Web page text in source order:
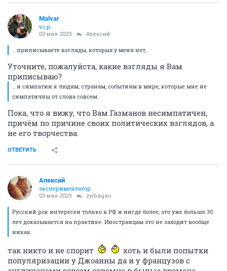
Malvar
v.i.p.
03 мая 2023 Алексий
...приписываете взгляды, которых у меня нет,
Уточните, пожалуйста, какие взгляды я Вам
приписываю?
...и симпатии к людям, странам, событиям в мире, которые мне не
симпатичны от слова совсем.
Пока, что я вижу, что Вам Газманов несимпатичен,
причём по причине своих политических взглядов, а
не его творчества.
ОТВЕТИТЬ
Алексий
экспериментатор
03 мая 2023 zyrbagan
Русский рок интересен только в РФ и нигде более, это уже больше 30
лет доказывается на практике. Иностранцам это не заходит вообще
никак.
так никто и не спорит
хоть и были попытки
популяризации у Джоанны да и у французов с